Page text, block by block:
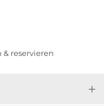
reservieren